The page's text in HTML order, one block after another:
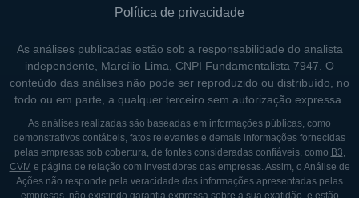
de crises: Ferramentas que capacitam os
profissionais a responder a situações
inesperadas de maneira rápida e eficiente.
Plataformas de análise de desempenho:
Softwares que ajudam as instituições a
monitorar e avaliar o progresso dos
treinandos durante os exercícios
Política de privacidade
As análises publicadas estão sob a responsabilidade do analista
independente, Marcílio Lima, CNPI Fundamentalista 7947. O
conteúdo das análises não pode ser reproduzido ou distribuído, no
todo ou em parte, a qualquer terceiro sem autorização expressa.
As análises realizadas são baseadas em informações públicas, como
demonstrativos contábeis, fatos relevantes e demais informações fornecidas
pelas empresas sob cobertura, de fontes consideradas confiáveis, como B3,
CVM e página de relação com investidores das empresas. Assim, o Análise de
Ações não responde pela veracidade das informações apresentadas pelas
empresas, não existindo garantia expressa sobre a sua exatidão, e estão